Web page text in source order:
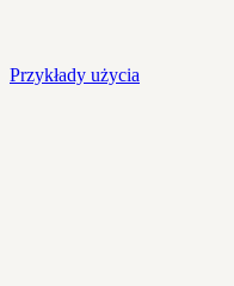
Przykłady użycia